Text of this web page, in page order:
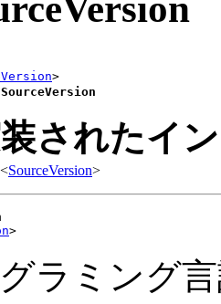
>
されたイ
<SourceVersion>
>
ラミング